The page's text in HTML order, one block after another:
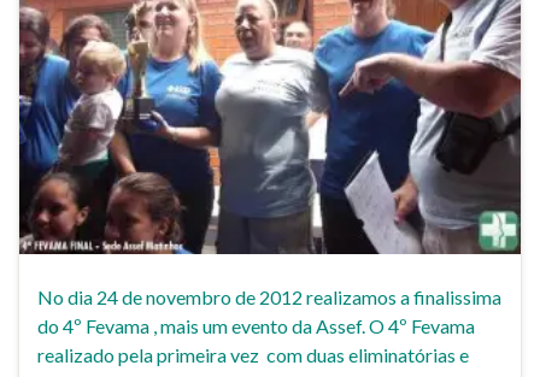
No dia 24 de novembro de 2012 realizamos a finalissima
do 4º Fevama , mais um evento da Assef. O 4º Fevama
realizado pela primeira vez com duas eliminatórias e